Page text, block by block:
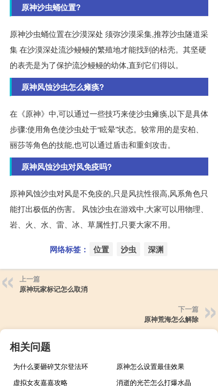
原神沙虫蛹位置?
原神沙虫蛹位置在沙漠深处 须弥沙漠采集,推荐沙虫隧道采
集 在沙漠深处流沙鳗鳗的繁殖地才能找到的枯壳。其坚硬
的表壳是为了保护流沙鳗鳗的幼体,直到它们得以。
原神风蚀沙虫怎么瘫痪?
在《原神》中,可以通过一些技巧来使沙虫瘫痪,以下是具体
步骤:使用角色使沙虫处于“眩晕”状态。较常用的是安柏、
丽莎等角色的技能,也可以通过盾击和重剑攻击。
原神风蚀沙虫对风免疫吗?
原神风蚀沙虫对风是不免疫的,只是风抗性很高,风系角色只
能打出极低的伤害。 风蚀沙虫在游戏中,大家可以用物理、
岩、火、水、雷、冰、草属性打,只要大家不用。
网络标签： 位置 沙虫 深渊
上一篇
原神玩家标记怎么取消
下一篇
原神荒海怎么解除
相关问题
为什么要砸碎艾尔登法环
原神怎么设置最佳效果
虚拟女友嘉嘉攻略
消逝的光芒怎么打爆水晶